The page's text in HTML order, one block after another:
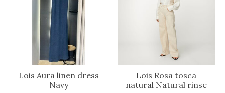
Lois Aura linen dress
Navy
Lois Rosa tosca
natural Natural rinse